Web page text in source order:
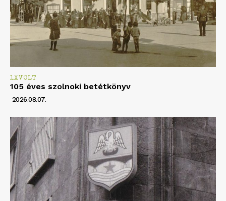
1XVOLT
105 éves szolnoki betétkönyv
2026.08.07.